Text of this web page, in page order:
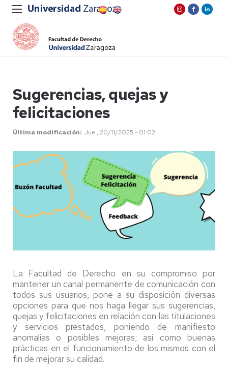
Sugerencias, quejas y
felicitaciones
Última modificación Jue , 20/11/2025 - 01:02
La Facultad de Derecho en su compromiso por
mantener un canal permanente de comunicación con
todos sus usuarios, pone a su disposición diversas
opciones para que nos haga llegar sus sugerencias,
quejas y felicitaciones en relación con las titulaciones
y servicios prestados, poniendo de manifiesto
anomalías o posibles mejoras; así como buenas
prácticas en el funcionamiento de los mismos con el
fin de mejorar su calidad.